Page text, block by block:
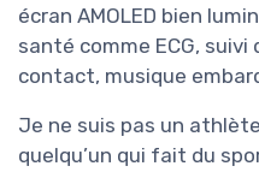
écran AMOLED bien
santé comme ECG,
contact, musique
Je ne suis pas un
quelqu’un qui fait du